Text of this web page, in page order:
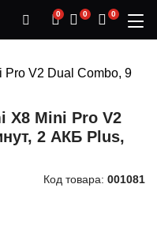
0 0 0
Pro V2 Dual Combo, 9
X8 Mini Pro V2
2 АКБ Plus,
Код товара: 001081